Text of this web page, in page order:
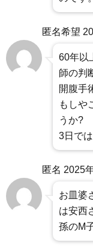
匿名希望
60年以
師の判
開腹手
もしや
うか?
3日で
匿名 2025
お皿婆
は安西
孫のM